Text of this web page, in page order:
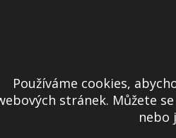
Další
Používáme cookies,
stránek. Můžete
nebo